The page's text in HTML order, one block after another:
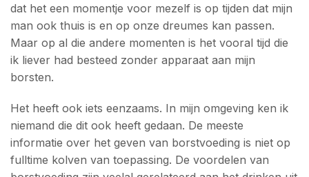
dat het een momentje voor mezelf is op tijden dat mijn
man ook thuis is en op onze dreumes kan passen.
Maar op al die andere momenten is het vooral tijd die
ik liever had besteed zonder apparaat aan mijn
borsten.
Het heeft ook iets eenzaams. In mijn omgeving ken ik
niemand die dit ook heeft gedaan. De meeste
informatie over het geven van borstvoeding is niet op
fulltime kolven van toepassing. De voordelen van